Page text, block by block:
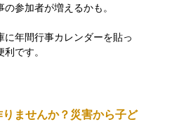
参加者が増えるかも。
に年間行事カレンダーを貼っ
です。
りませんか？災害から子ど